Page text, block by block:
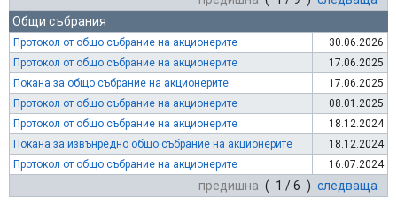
Общи събрания
Протокол от общо събрание на акционерите
30.06.2026
Протокол от общо събрание на акционерите
17.06.2025
Покана за общо събрание на акционерите
17.06.2025
Протокол от общо събрание на акционерите
08.01.2025
Протокол от общо събрание на акционерите
18.12.2024
Покана за извънредно общо събрание на акционерите
18.12.2024
Протокол от общо събрание на акционерите
16.07.2024
предишна ( 1 / 6 ) следваща